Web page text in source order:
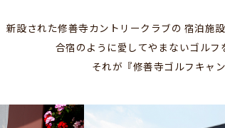
新設された修善寺カントリークラブの 宿泊施
合宿のように愛してやまないゴルフ
それが『修善寺ゴルフキャン